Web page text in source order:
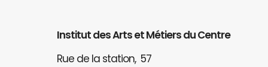
Institut des Arts et Métiers du Centre
Rue de la station, 57